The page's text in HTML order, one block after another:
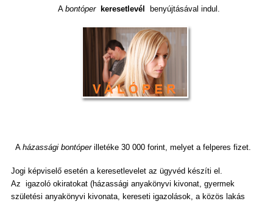
A bontóper keresetlevél benyújtásával indul.
A házassági bontóper illetéke 30 000 forint, melyet a felperes fizet.
Jogi képviselő esetén a keresetlevelet az ügyvéd készíti el.
Az igazoló okiratokat (házassági anyakönyvi kivonat, gyermek
születési anyakönyvi kivonata, kereseti igazolások, a közös lakás